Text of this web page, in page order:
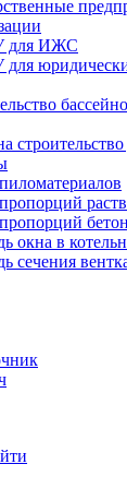
для ИЖС
окна в
сечения